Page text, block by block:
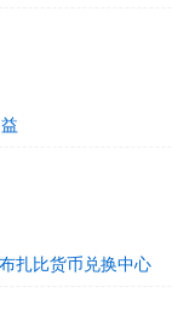
扎比货币兑换中心